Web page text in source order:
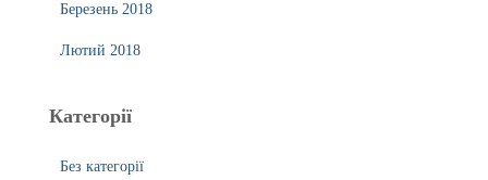
Березень 2018
Лютий 2018
Категорії
Без категорії